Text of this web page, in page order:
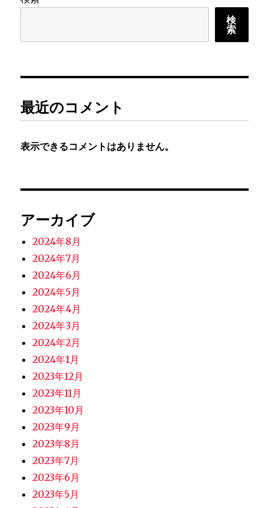
ー
換
検
索
最近のコメント
表示できるコメントはありません。
アーカイブ
2024年8月
2024年7月
2024年6月
2024年5月
2024年4月
2024年3月
2024年2月
2024年1月
2023年12月
2023年11月
2023年10月
2023年9月
2023年8月
2023年7月
2023年6月
2023年5月